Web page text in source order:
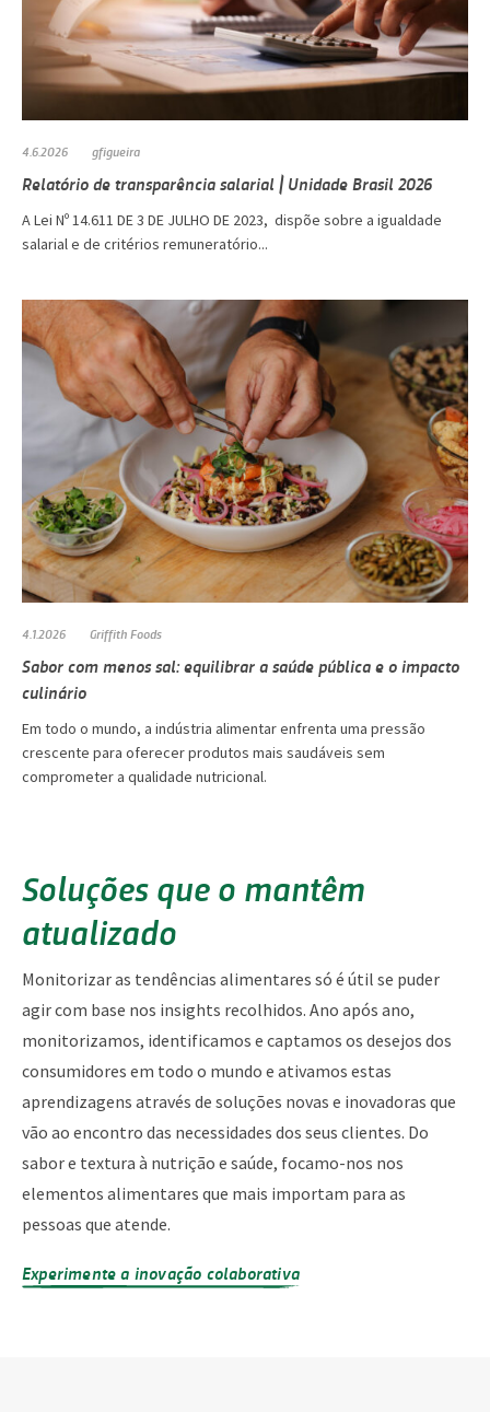
4.6.2026 gfigueira
Relatório de transparência salarial | Unidade Brasil 2026
A Lei Nº 14.611 DE 3 DE JULHO DE 2023, dispõe sobre a igualdade
salarial e de critérios remuneratório...
4.1.2026 Griffith Foods
Sabor com menos sal: equilibrar a saúde pública e o impacto
culinário
Em todo o mundo, a indústria alimentar enfrenta uma pressão
crescente para oferecer produtos mais saudáveis ​​sem
comprometer a qualidade nutricional.
Soluções que o mantêm
atualizado
Monitorizar as tendências alimentares só é útil se puder
agir com base nos insights recolhidos. Ano após ano,
monitorizamos, identificamos e captamos os desejos dos
consumidores em todo o mundo e ativamos estas
aprendizagens através de soluções novas e inovadoras que
vão ao encontro das necessidades dos seus clientes. Do
sabor e textura à nutrição e saúde, focamo-nos nos
elementos alimentares que mais importam para as
pessoas que atende.
Experimente a inovação colaborativa